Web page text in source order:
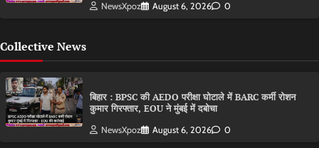
NewsXpoz August 6, 2026 0
Collective News
बिहार : BPSC की AEDO परीक्षा घोटाले में BARC कर्मी रोशन
कुमार गिरफ्तार, EOU ने मुंबई में दबोचा
NewsXpoz August 6, 2026 0